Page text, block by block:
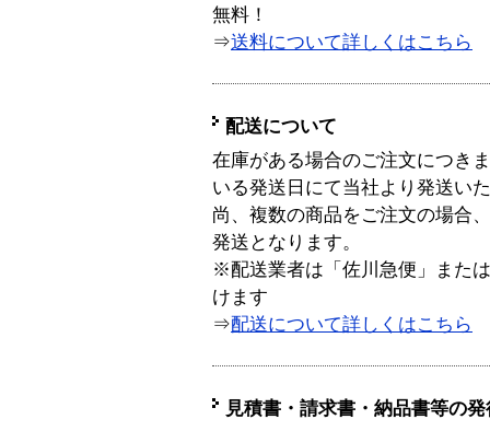
無料！
⇒送料について詳しくはこちら
配送について
在庫がある場合のご注文につき
いる発送日にて当社より発送い
尚、複数の商品をご注文の場合
発送となります。
※配送業者は「佐川急便」また
けます
⇒配送について詳しくはこちら
見積書・請求書・納品書等の